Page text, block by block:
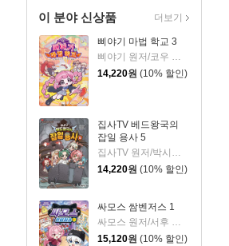
이 분야 신상품
삐야기 마법 학교 3
14,220원 (10% 할인)
집사TV 베드왕국의
잡일 용사 5
14,220원 (10% 할인)
싸모스 쌈벤저스 1
싸모스 원저/서후 글/김기수,민승기 그림
15,120원 (10% 할인)
더보기